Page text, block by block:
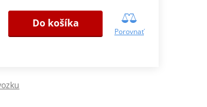
Do košíka
Porovnať